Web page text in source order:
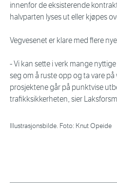
innenfor de eksisterende
halvparten lyses ut eller kjøpes
Vegvesenet er klare med flere
- Vi kan sette i verk mange
seg om å ruste opp og ta vare på
prosjektene går på punktvise
trafikksikkerheten, sier
Illustrasjonsbilde. Foto: Knut Opeide